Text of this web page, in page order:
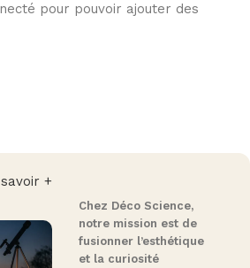
pour pouvoir ajouter des
+
Chez Déco Science,
notre mission est de
fusionner l’esthétique
et la curiosité